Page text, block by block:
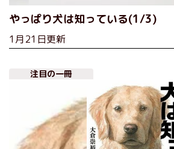
やっぱり犬は知っている(1/3)
1月21日更新
注目の一冊